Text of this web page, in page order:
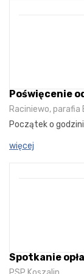
Poświęcenie
Raciniewo, parafia
Początek o
więcej
Spotkanie